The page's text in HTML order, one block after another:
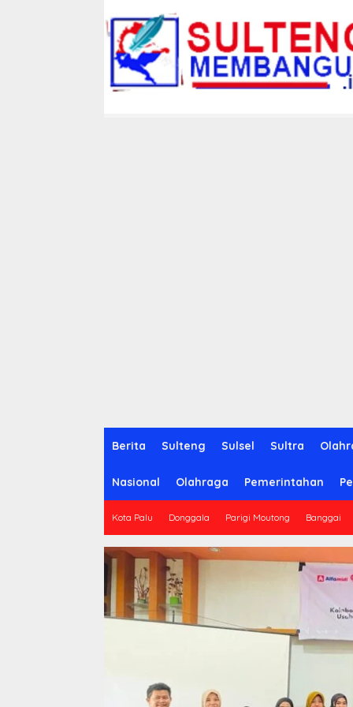
Berita Sulteng Sulsel Sultra
Nasional Olahraga Pemerintahan
Kota Palu Donggala Parigi Moutong Banggai